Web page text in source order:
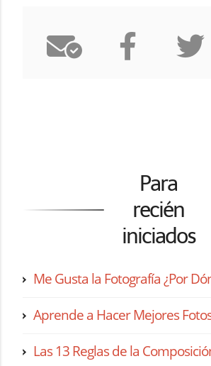
Para
recién
iniciados
Me Gusta la Fotografía ¿Por
Aprende a Hacer Mejores
Las 13 Reglas de la